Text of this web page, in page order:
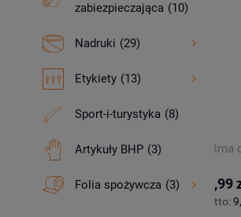
zabiezpieczająca (10)
Nadruki (29)
Etykiety (13)
Sport-i-turystyka (8)
Artykuły BHP (3)
Folia spożywcza (3)
beztubowa 2,2 kg transparentna
11,99
(netto: